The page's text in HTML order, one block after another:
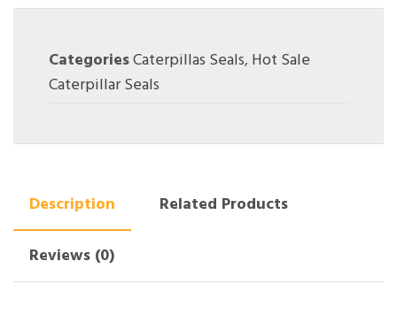
CategoriesCaterpillas Seals,Hot Sale
Caterpillar Seals
Description
Related Products
Reviews (0)